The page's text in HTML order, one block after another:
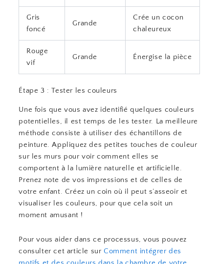
Gris
foncé
Grande
Crée un cocon
chaleureux
Rouge
vif
Grande Énergise la pièce
Étape 3 : Tester les couleurs
Une fois que vous avez identifié quelques couleurs
potentielles, il est temps de les tester. La meilleure
méthode consiste à utiliser des échantillons de
peinture. Appliquez des petites touches de couleur
sur les murs pour voir comment elles se
comportent à la lumière naturelle et artificielle.
Prenez note de vos impressions et de celles de
votre enfant. Créez un coin où il peut s’asseoir et
visualiser les couleurs, pour que cela soit un
moment amusant !
Pour vous aider dans ce processus, vous pouvez
consulter cet article surComment intégrer des